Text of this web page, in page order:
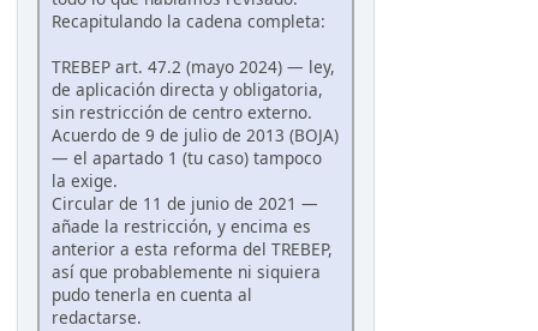
Recapitulando la cadena completa:
TREBEP art. 47.2 (mayo 2024) — ley,
de aplicación directa y obligatoria,
sin restricción de centro externo.
Acuerdo de 9 de julio de 2013 (BOJA)
— el apartado 1 (tu caso) tampoco
la exige.
Circular de 11 de junio de 2021 —
añade la restricción, y encima es
anterior a esta reforma del TREBEP,
así que probablemente ni siquiera
pudo tenerla en cuenta al
redactarse.